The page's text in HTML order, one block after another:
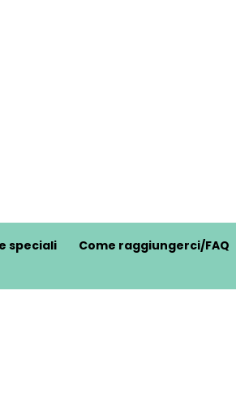
speciali Come raggiungerci/FAQ